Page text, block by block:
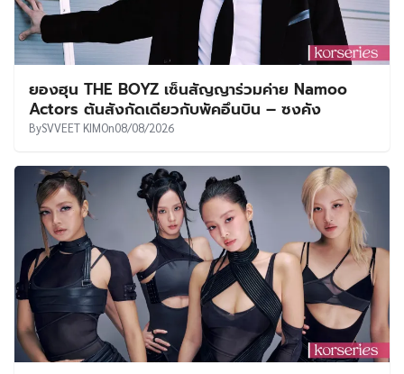
ยองฮุน THE BOYZ เซ็นสัญญาร่วมค่าย Namoo
Actors ต้นสังกัดเดียวกับพัคอึนบิน – ซงคัง
BySVVEET KIMOn08/08/2026